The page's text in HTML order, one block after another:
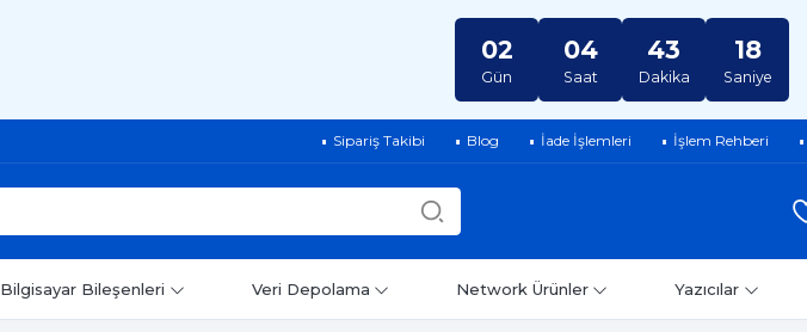
02
Gün
04
Saat
43
Dakika
17
Saniye
Sipariş Takibi Blog İade İşlemleri İşlem Rehberi
Bilgisayar Bileşenleri Veri Depolama Network Ürünler Yazıcılar